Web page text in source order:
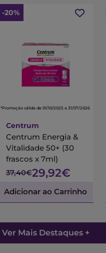
-20%
*Promoção válida de 01/10/2025 a 31/07/2026
Centrum
Centrum Energia &
Vitalidade 50+ (30
frascos x 7ml)
37,40€29,92€
Adicionar ao Carrinho
Ver Mais Destaques +